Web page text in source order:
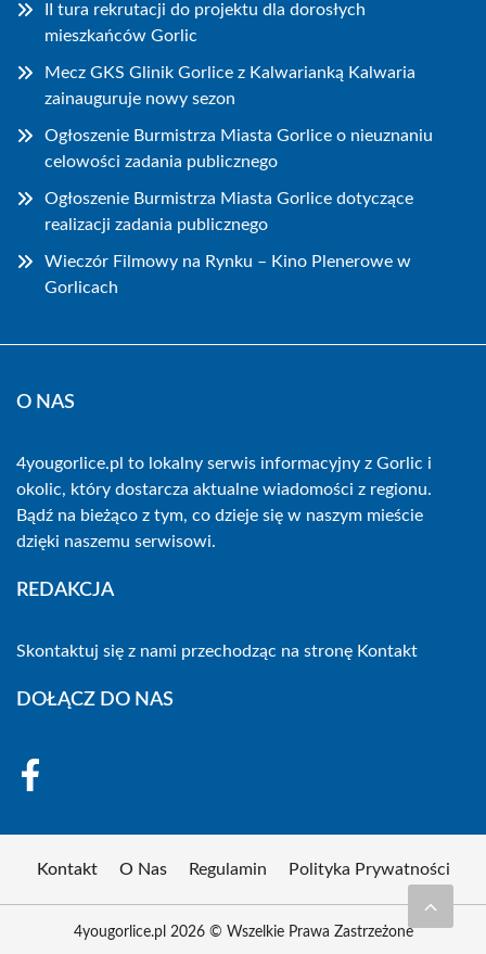
II tura rekrutacji do projektu dla dorosłych
mieszkańców Gorlic
Mecz GKS Glinik Gorlice z Kalwarianką Kalwaria
zainauguruje nowy sezon
Ogłoszenie Burmistrza Miasta Gorlice o nieuznaniu
celowości zadania publicznego
Ogłoszenie Burmistrza Miasta Gorlice dotyczące
realizacji zadania publicznego
Wieczór Filmowy na Rynku – Kino Plenerowe w
Gorlicach
O NAS
4yougorlice.pl to lokalny serwis informacyjny z Gorlic i
okolic, który dostarcza aktualne wiadomości z regionu.
Bądź na bieżąco z tym, co dzieje się w naszym mieście
dzięki naszemu serwisowi.
REDAKCJA
Skontaktuj się z nami przechodząc na stronę Kontakt
DOŁĄCZ DO NAS
Kontakt O Nas Regulamin Polityka Prywatności
4yougorlice.pl 2026 © Wszelkie Prawa Zastrzeżone